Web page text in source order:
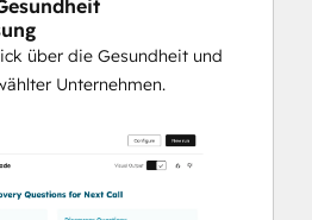
über die Gesundheit und
Unternehmen.